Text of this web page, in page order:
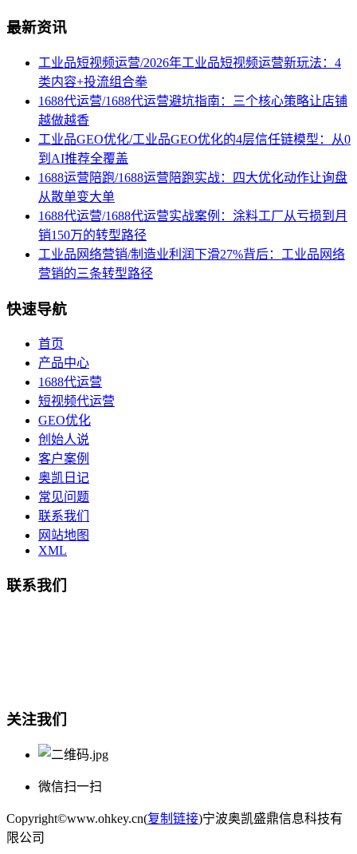
最新资讯
工业品短视频运营/2026年工业品短视频运营新玩法：4
类内容+投流组合拳
1688代运营/1688代运营避坑指南：三个核心策略让店铺
越做越香
工业品GEO优化/工业品GEO优化的4层信任链模型：从0
到AI推荐全覆盖
1688运营陪跑/1688运营陪跑实战：四大优化动作让询盘
从散单变大单
1688代运营/1688代运营实战案例：涂料工厂从亏损到月
销150万的转型路径
工业品网络营销/制造业利润下滑27%背后：工业品网络
营销的三条转型路径
快速导航
首页
产品中心
1688代运营
短视频代运营
GEO优化
创始人说
客户案例
奥凯日记
常见问题
联系我们
网站地图
XML
联系我们
关注我们
微信扫一扫
Copyright©www.ohkey.cn(复制链接)宁波奥凯盛鼎信息科技有
限公司